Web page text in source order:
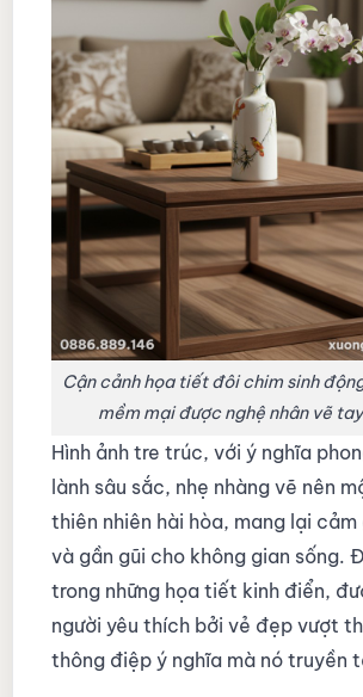
Cận cảnh họa tiết đôi chim sinh
mềm mại được nghệ nhân vẽ
Hình ảnh tre trúc, với ý nghĩa
lành sâu sắc, nhẹ nhàng vẽ nên
thiên nhiên hài hòa, mang lại
và gần gũi cho không gian sống.
trong những họa tiết kinh điển,
người yêu thích bởi vẻ đẹp vượt
thông điệp ý nghĩa mà nó truyền